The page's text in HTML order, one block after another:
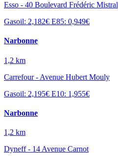
Esso - 40 Boulevard Frédéric Mistral
Gasoil: 2,182€ E85: 0,949€
Narbonne
1,2 km
Carrefour - Avenue Hubert Mouly
Gasoil: 2,195€ E10: 1,955€
Narbonne
1,2 km
Dyneff - 14 Avenue Carnot